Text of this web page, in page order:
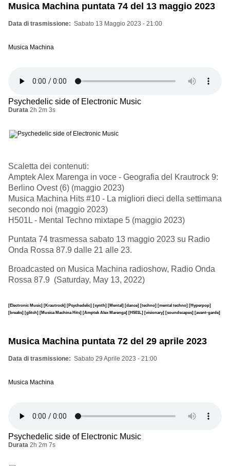
Musica Machina puntata 74 del 13 maggio 2023
Data di trasmissione Sabato 13 Maggio 2023 - 21:00
Musica Machina
Psychedelic side of Electronic Music
Durata 2h 2m 3s
Scaletta dei contenuti:
Amptek Alex Marenga in voce - Geografia del Krautrock 9:
Berlino Ovest (6) (maggio 2023)
Musica Machina Hits #10 - La migliori dieci della settimana
secondo noi (maggio 2023)
H501L - Mental Techno mixtape 5 (maggio 2023)
Puntata 74 trasmessa sabato 13 maggio 2023 su Radio
Onda Rossa 87.9 dalle 21 alle 23.
Broadcasted on Musica Machina radioshow, Radio Onda
Rossa 87.9 (Saturday, May 13, 2022)
[Electronic Music] [Krautrock] [Psychedelic] [synth] [Mental] [dance] [techno] [mental techno] [Hyperpop]
[breaks] [glitch] [Musica Machina Hits] [Amptek Alex Marenga] [H501L] [visionary] [soundscapes] [avant-garde]
Musica Machina puntata 72 del 29 aprile 2023
Data di trasmissione Sabato 29 Aprile 2023 - 21:00
Musica Machina
Psychedelic side of Electronic Music
Durata 2h 2m 7s